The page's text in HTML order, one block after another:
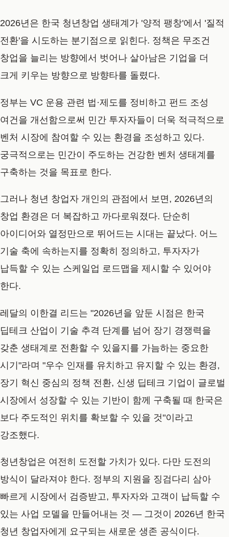
2026년은 한국 청년창업 생태계가 '양적 팽창'에서 '질적
전환'을 시도하는 분기점으로 읽힌다. 정책은 무조건
창업을 늘리는 방향에서 벗어나 살아남은 기업을 더
크게 키우는 방향으로 방향타를 돌렸다.
정부는 VC 운용 관련 법·제도를 정비하고 펀드 조성
여건을 개선함으로써 민간 투자자들이 더욱 적극적으로
벤처 시장에 참여할 수 있는 환경을 조성하고 있다.
궁극적으로는 민간이 주도하는 건강한 벤처 생태계를
구축하는 것을 목표로 한다.
그러나 청년 창업자 개인의 관점에서 보면, 2026년의
창업 환경은 더 복잡하고 까다로워졌다. 단순히
아이디어와 열정만으로 뛰어드는 시대는 끝났다. 어느
기술 축에 속하는지를 정확히 정의하고, 투자자가
납득할 수 있는 스케일업 로드맵을 제시할 수 있어야
한다.
레달의 이한결 리드는 "2026년을 앞둔 시점은 한국
딥테크 산업이 기술 추격 단계를 넘어 장기 경쟁력을
갖춘 생태계로 전환할 수 있을지를 가늠하는 중요한
시기"라며 "우수 인재를 유치하고 유지할 수 있는 환경,
장기 혁신 중심의 정책 전환, 신생 딥테크 기업이 글로벌
시장에서 성장할 수 있는 기반이 함께 구축될 때 한국은
보다 주도적인 위치를 확보할 수 있을 것"이라고
강조했다.
청년창업은 여전히 도전할 가치가 있다. 다만 도전의
방식이 달라져야 한다. 정부의 지원을 징검다리 삼아
빠르게 시장에서 검증받고, 투자자와 고객이 납득할 수
있는 사업 모델을 만들어내는 것 — 그것이 2026년 한국
청년 창업자에게 요구되는 새로운 생존 공식이다.